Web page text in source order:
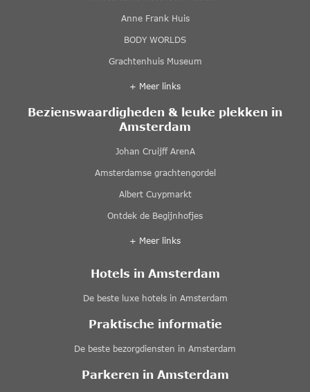
Anne Frank Huis
BODY WORLDS
Grachtenhuis Museum
+ Meer links
Bezienswaardigheden & leuke plekken in
Amsterdam
Johan Cruijff ArenA
Amsterdamse grachtengordel
Albert Cuypmarkt
Ontdek de Begijnhofjes
+ Meer links
Hotels in Amsterdam
De beste luxe hotels in Amsterdam
Praktische informatie
De beste bezorgdiensten in Amsterdam
Parkeren in Amsterdam